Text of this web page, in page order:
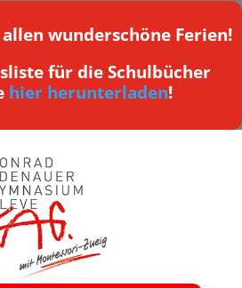
wunderschöne Ferien!
für die Schulbücher
hier herunterladen!